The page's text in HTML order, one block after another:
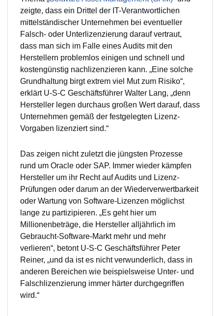
zeigte, dass ein Drittel der IT-Verantwortlichen
mittelständischer Unternehmen bei eventueller
Falsch- oder Unterlizenzierung darauf vertraut,
dass man sich im Falle eines Audits mit den
Herstellern problemlos einigen und schnell und
kostengünstig nachlizenzieren kann. „Eine solche
Grundhaltung birgt extrem viel Mut zum Risiko“,
erklärt U-S-C Geschäftsführer Walter Lang, „denn
Hersteller legen durchaus großen Wert darauf, dass
Unternehmen gemäß der festgelegten Lizenz-
Vorgaben lizenziert sind.“
Das zeigen nicht zuletzt die jüngsten Prozesse
rund um Oracle oder SAP. Immer wieder kämpfen
Hersteller um ihr Recht auf Audits und Lizenz-
Prüfungen oder darum an der Wiederverwertbarkeit
oder Wartung von Software-Lizenzen möglichst
lange zu partizipieren. „Es geht hier um
Millionenbeträge, die Hersteller alljährlich im
Gebraucht-Software-Markt mehr und mehr
verlieren“, betont U-S-C Geschäftsführer Peter
Reiner, „und da ist es nicht verwunderlich, dass in
anderen Bereichen wie beispielsweise Unter- und
Falschlizenzierung immer härter durchgegriffen
wird.“